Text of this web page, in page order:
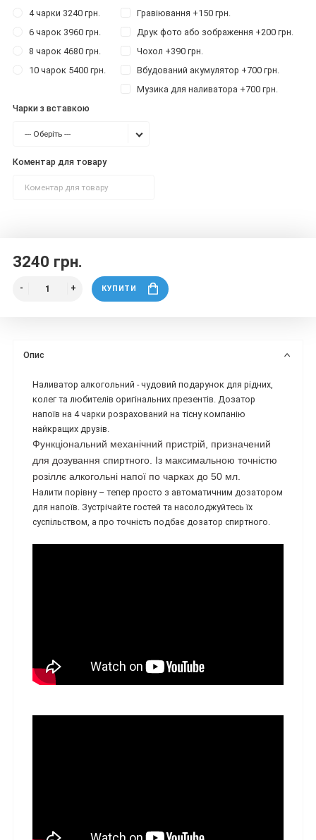
4 чарки 3240 грн.
6 чарок 3960 грн.
8 чарок 4680 грн.
10 чарок 5400 грн.
Гравіювання +150 грн.
Друк фото або зображення +200 грн.
Чохол +390 грн.
Вбудований акумулятор +700 грн.
Музика для наливатора +700 грн.
Чарки з вставкою
--- Оберіть ---
Коментар для товару
3240 грн.
КУПИТИ
Опис
Наливатор алкогольний - чудовий подарунок для рідних,
колег та любителів оригінальних презентів. Дозатор
напоїв на 4 чарки розрахований на тісну компанію
найкращих друзів.
Функціональний механічний пристрій, призначений
для дозування спиртного. Із максимальною точністю
розіллє алкогольні напої по чарках до 50 мл.
Налити порівну – тепер просто з автоматичним дозатором
для напоїв. Зустрічайте гостей та насолоджуйтесь їх
суспільством, а про точність подбає дозатор спиртного.